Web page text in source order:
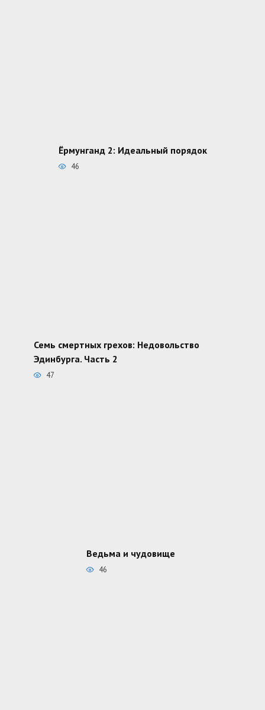
Ёрмунганд 2: Идеальный порядок
46
Семь смертных грехов: Недовольство
Эдинбурга. Часть 2
47
Ведьма и чудовище
46